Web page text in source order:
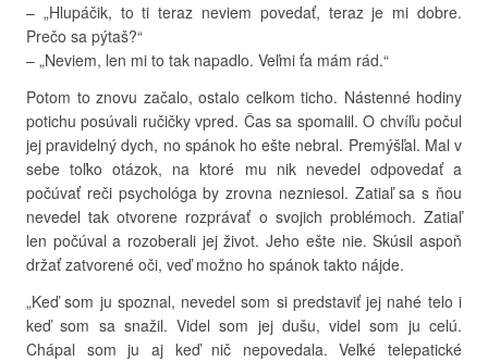
– „Hlupáčik, to ti teraz neviem povedať, teraz je mi dobre.
Prečo sa pýtaš?“
– „Neviem, len mi to tak napadlo. Veľmi ťa mám rád.“
Potom to znovu začalo, ostalo celkom ticho. Nástenné hodiny
potichu posúvali ručičky vpred. Čas sa spomalil. O chvíľu počul
jej pravidelný dych, no spánok ho ešte nebral. Premýšľal. Mal v
sebe toľko otázok, na ktoré mu nik nevedel odpovedať a
počúvať reči psychológa by zrovna nezniesol. Zatiaľ sa s ňou
nevedel tak otvorene rozprávať o svojich problémoch. Zatiaľ
len počúval a rozoberali jej život. Jeho ešte nie. Skúsil aspoň
držať zatvorené oči, veď možno ho spánok takto nájde.
„Keď som ju spoznal, nevedel som si predstaviť jej nahé telo i
keď som sa snažil. Videl som jej dušu, videl som ju celú.
Chápal som ju aj keď nič nepovedala. Veľké telepatické